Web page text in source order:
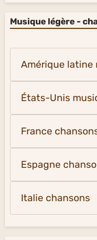
Musique légère -
Amérique latine
États-Unis
France
Espagne
Italie chansons